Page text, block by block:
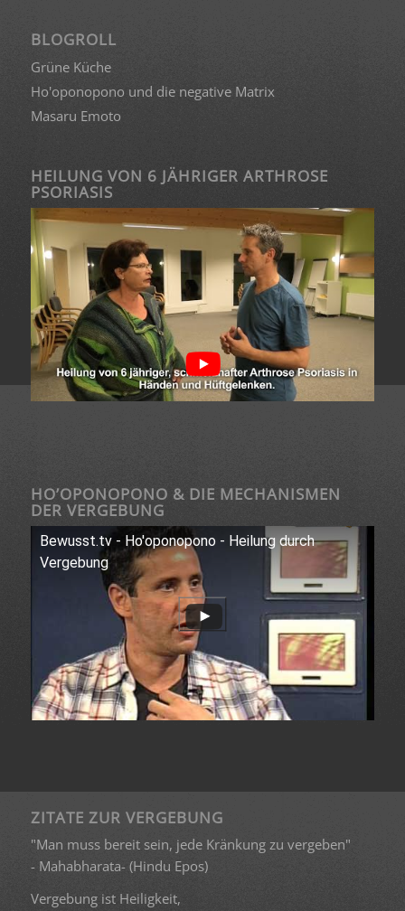
BLOGROLL
Grüne Küche
Ho'oponopono und die negative Matrix
Masaru Emoto
HEILUNG VON 6 JÄHRIGER ARTHROSE
PSORIASIS
HO’OPONOPONO & DIE MECHANISMEN
DER VERGEBUNG
Bewusst.tv - Ho'oponopono - Heilung durch
Vergebung
ZITATE ZUR VERGEBUNG
"Man muss bereit sein, jede Kränkung zu vergeben"
- Mahabharata- (Hindu Epos)
Vergebung ist Heiligkeit,